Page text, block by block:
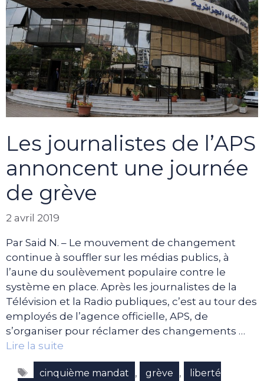
Les journalistes de l’APS
annoncent une journée
de grève
2 avril 2019
Par Said N. – Le mouvement de changement
continue à souffler sur les médias publics, à
l’aune du soulèvement populaire contre le
système en place. Après les journalistes de la
Télévision et la Radio publiques, c’est au tour des
employés de l’agence officielle, APS, de
s’organiser pour réclamer des changements …
Lire la suite
Étiquettes
cinquième mandat , grève ,
liberté